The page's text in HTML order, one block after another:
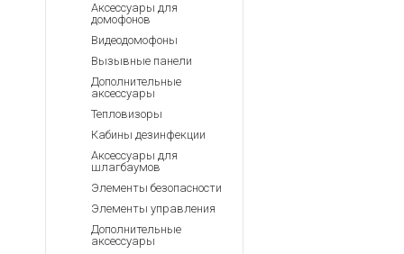
Аксессуары для
домофонов
Видеодомофоны
Вызывные панели
Дополнительные
аксессуары
Тепловизоры
Кабины дезинфекции
Аксессуары для
шлагбаумов
Элементы безопасности
Элементы управления
Дополнительные
аксессуары